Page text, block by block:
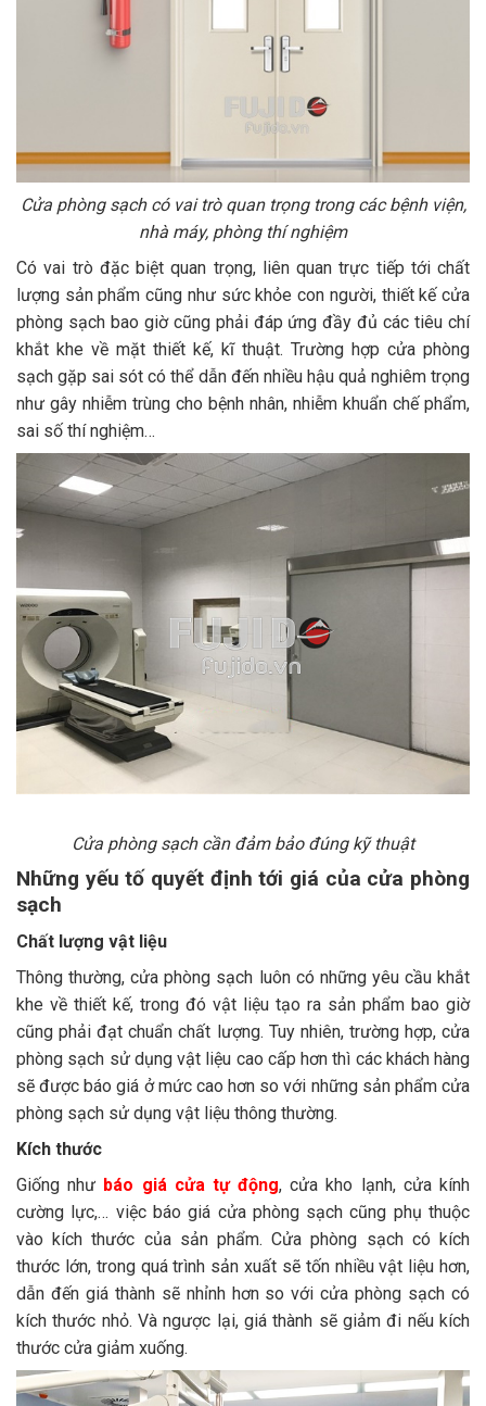
Cửa phòng sạch có vai trò quan trọng trong các bệnh viện,
nhà máy, phòng thí nghiệm
Có vai trò đặc biệt quan trọng, liên quan trực tiếp tới chất
lượng sản phẩm cũng như sức khỏe con người, thiết kế cửa
phòng sạch bao giờ cũng phải đáp ứng đầy đủ các tiêu chí
khắt khe về mặt thiết kế, kĩ thuật. Trường hợp cửa phòng
sạch gặp sai sót có thể dẫn đến nhiều hậu quả nghiêm trọng
như gây nhiễm trùng cho bệnh nhân, nhiễm khuẩn chế phẩm,
sai số thí nghiệm…
Cửa phòng sạch cần đảm bảo đúng kỹ thuật
Những yếu tố quyết định tới giá của cửa phòng
sạch
Chất lượng vật liệu
Thông thường, cửa phòng sạch luôn có những yêu cầu khắt
khe về thiết kế, trong đó vật liệu tạo ra sản phẩm bao giờ
cũng phải đạt chuẩn chất lượng. Tuy nhiên, trường hợp, cửa
phòng sạch sử dụng vật liệu cao cấp hơn thì các khách hàng
sẽ được báo giá ở mức cao hơn so với những sản phẩm cửa
phòng sạch sử dụng vật liệu thông thường.
Kích thước
Giống như báo giá cửa tự động, cửa kho lạnh, cửa kính
cường lực,… việc báo giá cửa phòng sạch cũng phụ thuộc
vào kích thước của sản phẩm. Cửa phòng sạch có kích
thước lớn, trong quá trình sản xuất sẽ tốn nhiều vật liệu hơn,
dẫn đến giá thành sẽ nhỉnh hơn so với cửa phòng sạch có
kích thước nhỏ. Và ngược lại, giá thành sẽ giảm đi nếu kích
thước cửa giảm xuống.